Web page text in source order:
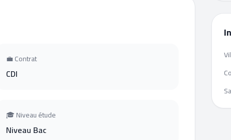
💼 Contrat
CDI
🎓 Niveau étude
Niveau Bac